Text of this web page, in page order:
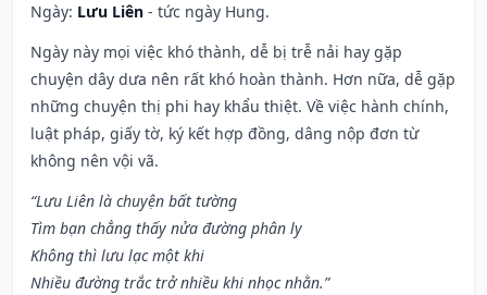
Ngày: Lưu Liên - tức ngày Hung.
Ngày này mọi việc khó thành, dễ bị trễ nải hay gặp
chuyện dây dưa nên rất khó hoàn thành. Hơn nữa, dễ gặp
những chuyện thị phi hay khẩu thiệt. Về việc hành chính,
luật pháp, giấy tờ, ký kết hợp đồng, dâng nộp đơn từ
không nên vội vã.
“Lưu Liên là chuyện bất tường
Tìm bạn chẳng thấy nửa đường phân ly
Không thì lưu lạc một khi
Nhiều đường trắc trở nhiều khi nhọc nhằn.”